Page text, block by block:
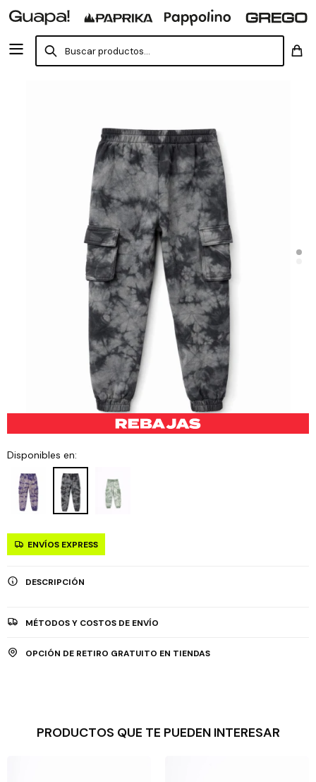
Disponibles en:
ENVÍOS EXPRESS
DESCRIPCIÓN
MÉTODOS Y COSTOS DE ENVÍO
OPCIÓN DE RETIRO GRATUITO EN TIENDAS
PRODUCTOS QUE TE PUEDEN INTERESAR